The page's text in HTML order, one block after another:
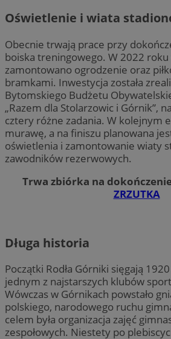
Oświetlenie i wiata
Obecnie trwają prace przy
boiska treningowego. W 2022
zamontowano ogrodzenie oraz
bramkami. Inwestycja została
Bytomskiego Budżetu
„Razem dla Stolarzowic i Górnik”,
cztery różne zadania. W kolejnym
murawę, a na finiszu planowana
oświetlenia i zamontowanie wiaty
zawodników rezerwowych.
Trwa zbiórka na
ZRZUTKA
Długa historia
Początki Rodła Górniki sięgają
jednym z najstarszych klubów
Wówczas w Górnikach powstało
polskiego, narodowego ruchu
celem była organizacja zajęć
zespołowych. Niestety po